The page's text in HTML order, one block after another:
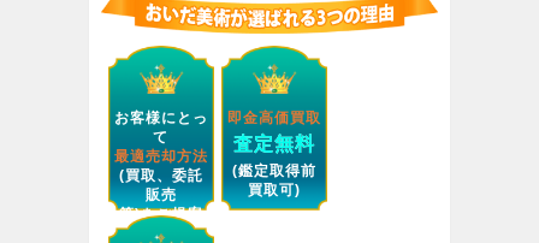
お客様にとっ
て
最適売却方法
(買取、委託
販売
等)をご提案
します。
即金高価買取
査定無料
(鑑定取得前
買取可)